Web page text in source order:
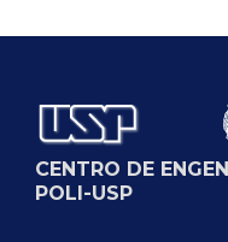
CENTRO DE
POLI-USP